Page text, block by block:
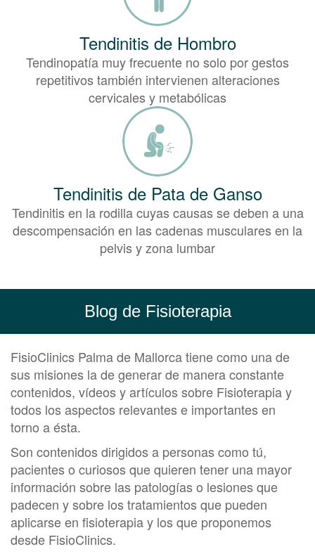
Tendinitis de Hombro
Tendinopatía muy frecuente no solo por gestos
repetitivos también intervienen alteraciones
cervicales y metabólicas
Tendinitis de Pata de Ganso
Tendinitis en la rodilla cuyas causas se deben a una
descompensación en las cadenas musculares en la
pelvis y zona lumbar
Blog de Fisioterapia
FisioClinics Palma de Mallorca tiene como una de
sus misiones la de generar de manera constante
contenidos, vídeos y artículos sobre Fisioterapia y
todos los aspectos relevantes e importantes en
torno a ésta.
Son contenidos dirigidos a personas como tú,
pacientes o curiosos que quieren tener una mayor
información sobre las patologías o lesiones que
padecen y sobre los tratamientos que pueden
aplicarse en fisioterapia y los que proponemos
desde FisioClinics.